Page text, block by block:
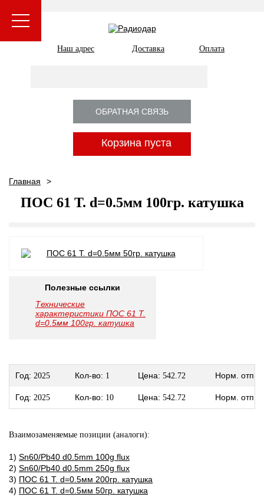
Наш адрес Доставка Оплата
ОБРАТНАЯ СВЯЗЬ
Корзина пуста
Главная
ПОС 61 Т. d=0.5мм 100гр. катушка
Полезные ссылки
Технические
характеристики ПОС 61 Т.
d=0.5мм 100гр. катушка
Год: 2025 Кол-во: 1 Цена: 542.72 Норм. отп.:
Год: 2025 Кол-во: 10 Цена: 542.72 Норм. отп.:
Взаимозаменяемые позиции (аналоги):
1) Sn60/Pb40 d0.5mm 100g flux
2) Sn60/Pb40 d0.5mm 250g flux
3) ПОС 61 Т. d=0.5мм 200гр. катушка
4) ПОС 61 Т. d=0.5мм 50гр. катушка